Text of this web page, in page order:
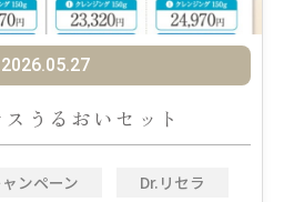
2026.05.27
うるおいセット
ンペーン Dr.リセラ